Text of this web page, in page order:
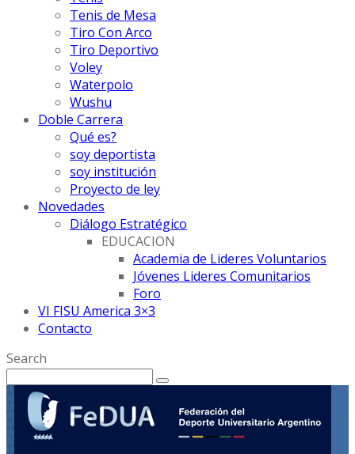
Tenis de Mesa
Tiro Con Arco
Tiro Deportivo
Voley
Waterpolo
Wushu
Doble Carrera
Qué es?
soy deportista
soy institución
Proyecto de ley
Novedades
Diálogo Estratégico
EDUCACION
Academia de Lideres Voluntarios
Jóvenes Lideres Comunitarios
Foro
VI FISU America 3×3
Contacto
Search